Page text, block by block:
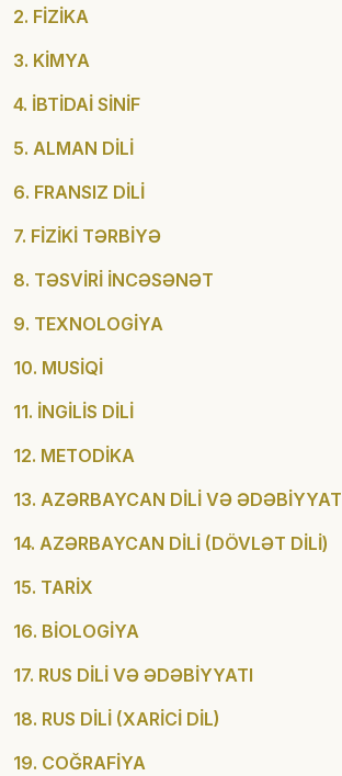
2. FİZİKA
3. KİMYA
4. İBTİDAİ SİNİF
5. ALMAN DİLİ
6. FRANSIZ DİLİ
7. FİZİKİ TƏRBİYƏ
8. TƏSVİRİ İNCƏSƏNƏT
9. TEXNOLOGİYA
10. MUSİQİ
11. İNGİLİS DİLİ
12. METODİKA
13. AZƏRBAYCAN DİLİ VƏ ƏDƏBİYYAT
14. AZƏRBAYCAN DİLİ (DÖVLƏT DİLİ)
15. TARİX
16. BİOLOGİYA
17. RUS DİLİ VƏ ƏDƏBİYYATI
18. RUS DİLİ (XARİCİ DİL)
19. COĞRAFİYA